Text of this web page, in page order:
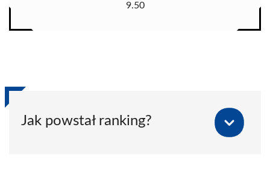
9.50
Jak powstał ranking?